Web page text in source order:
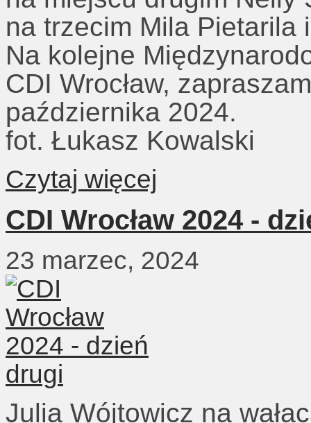
na trzecim Mila Pietarila
Na kolejne
CDI Wrocław,
października 2024.
fot. Łukasz Kowalski
Czytaj więcej
CDI Wrocław 2024 -
23 marzec, 2024
Julia Wójtowicz na